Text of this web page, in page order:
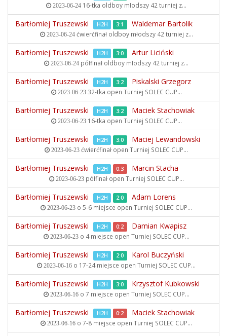
2023-06-24 16-tka oldboy młodszy 42 turniej z...
Bartłomiej Truszewski H2H 3:1 Waldemar Bartolik
2023-06-24ćwierćfinał oldboy młodszy 42 turniej z...
Bartłomiej Truszewski H2H 3:0 Artur Liciński
2023-06-24 półfinał oldboy młodszy 42 turniej z...
Bartłomiej Truszewski H2H 3:2 Piskalski Grzegorz
2023-06-2332-tka open Turniej SOLEC CUP...
Bartłomiej Truszewski H2H 3:2 Maciek Stachowiak
2023-06-2316-tka open Turniej SOLEC CUP...
Bartłomiej Truszewski H2H 3:0 Maciej Lewandowski
2023-06-23 ćwierćfinał open Turniej SOLEC CUP...
Bartłomiej Truszewski H2H 0:3 Marcin Stacha
2023-06-23półfinał open Turniej SOLEC CUP...
Bartłomiej Truszewski H2H 2:0 Adam Lorens
2023-06-23 o 5-6 miejsce open Turniej SOLEC CUP...
Bartłomiej Truszewski H2H 0:2 Damian Kwapisz
2023-06-23o 4 miejsce open Turniej SOLEC CUP...
Bartłomiej Truszewski H2H 2:0 Karol Buczyński
2023-06-16 o 17-24 miejsce open Turniej SOLEC CUP...
Bartłomiej Truszewski H2H 3:0 Krzysztof Kubkowski
2023-06-16o 7 miejsce open Turniej SOLEC CUP...
Bartłomiej Truszewski H2H 0:2 Maciek Stachowiak
2023-06-16 o 7-8 miejsce open Turniej SOLEC CUP...